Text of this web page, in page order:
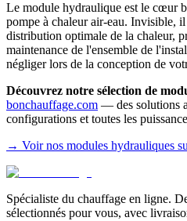
Le module hydraulique est le cœur
pompe à chaleur air-eau. Invisible, il
distribution optimale de la chaleur,
maintenance de l'ensemble de
négliger lors de la conception de
Découvrez notre sélection de
bonchauffage.com — des solutions
configurations et toutes les
→ Voir nos modules hydrauliques
Spécialiste du chauffage en ligne.
sélectionnés pour vous, avec